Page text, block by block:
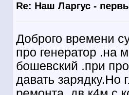
Re: Наш Ларгус -
Доброго времени
про генератор .на
бошевский .при
давать зарядку.Но